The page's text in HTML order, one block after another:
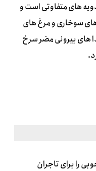
های متفاوتی است و
سوخاری و مرغ های
های بیرونی مضر سرخ
را برای تاجران